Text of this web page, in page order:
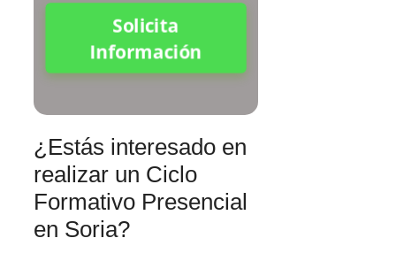
Solicita
Información
¿Estás interesado en
realizar un Ciclo
Formativo Presencial
en Soria?